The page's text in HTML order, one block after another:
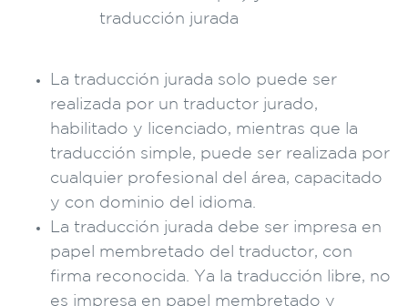
La traducción jurada solo puede ser
realizada por un traductor jurado,
habilitado y licenciado, mientras que la
traducción simple, puede ser realizada por
cualquier profesional del área, capacitado
y con dominio del idioma.
La traducción jurada debe ser impresa en
papel membretado del traductor, con
firma reconocida. Ya la traducción libre, no
es impresa en papel membretado y